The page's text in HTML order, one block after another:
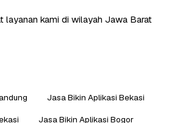
layanan kami di wilayah Jawa Barat
Jasa Bikin Aplikasi Bekasi
Jasa Bikin Aplikasi Bogor